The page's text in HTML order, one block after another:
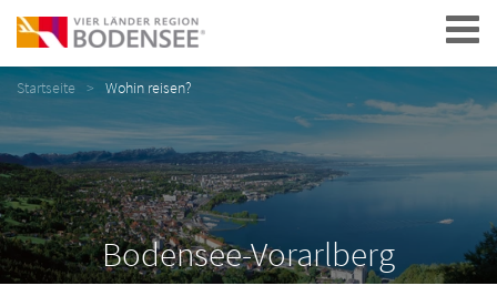
Navigation
Startseite Wohin reisen?
Bodensee-Vorarlberg